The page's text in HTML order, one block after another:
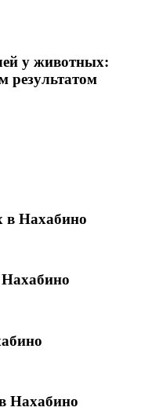
у животных:
результатом
в Нахабино
Нахабино
Нахабино